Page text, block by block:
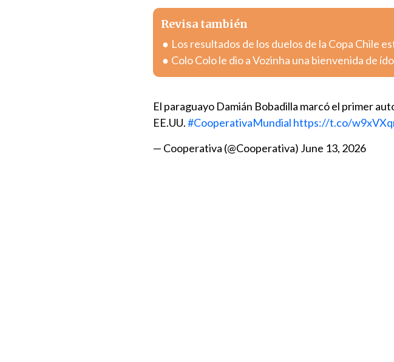
Revisa también
Los resultados de los duelos de la Copa Chile
Colo Colo le dio a Vozinha una bienvenida de
El paraguayo Damián Bobadilla marcó el primer
EE.UU.#CooperativaMundial https://t.co/
— Cooperativa (@Cooperativa) June 13, 2026